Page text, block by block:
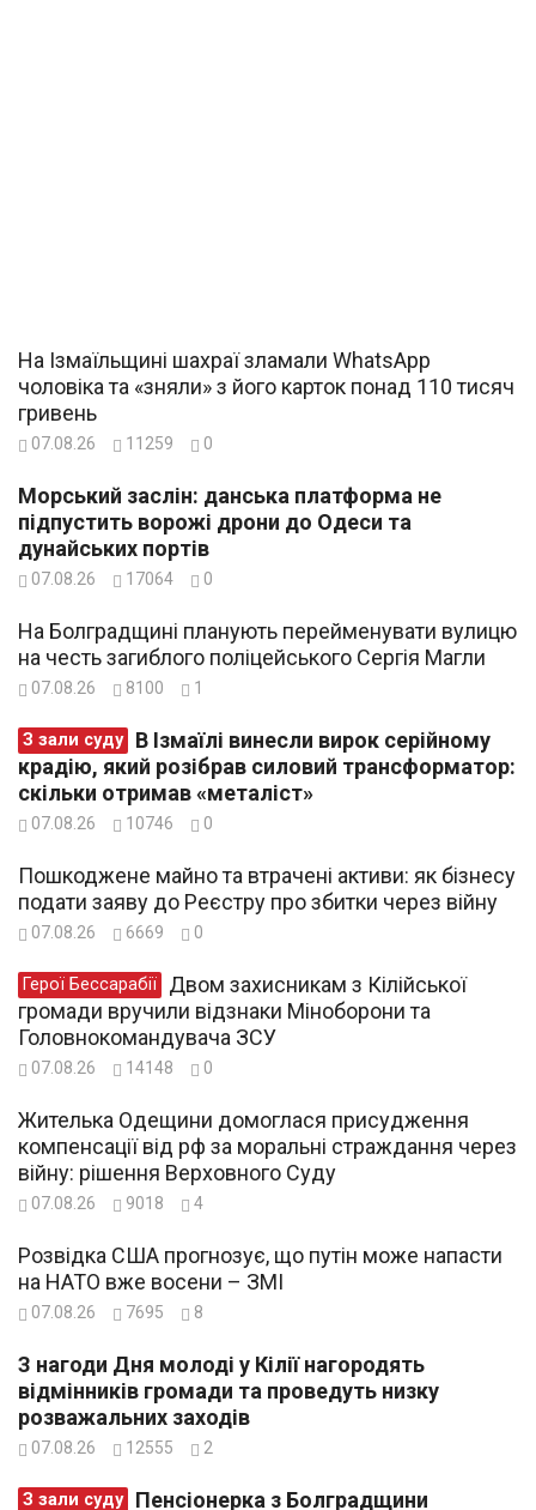
На Ізмаїльщині шахраї зламали WhatsApp
чоловіка та «зняли» з його карток понад 110 тисяч
гривень
07.08.26 11259 0
Морський заслін: данська платформа не
підпустить ворожі дрони до Одеси та
дунайських портів
07.08.26 17064 0
На Болградщині планують перейменувати вулицю
на честь загиблого поліцейського Сергія Магли
07.08.26 8100 1
З зали суду
крадію, який розібрав силовий трансформатор:
скільки отримав «металіст»
07.08.26 10746 0
Пошкоджене майно та втрачені активи: як бізнесу
подати заяву до Реєстру про збитки через війну
07.08.26 6669 0
Герої Бессарабії
громади вручили відзнаки Міноборони та
Головнокомандувача ЗСУ
07.08.26 14148 0
Жителька Одещини домоглася присудження
компенсації від рф за моральні страждання через
війну: рішення Верховного Суду
07.08.26 9018 4
Розвідка США прогнозує, що путін може напасти
на НАТО вже восени – ЗМІ
07.08.26 7695 8
З нагоди Дня молоді у Кілії нагородять
відмінників громади та проведуть низку
розважальних заходів
07.08.26 12555 2
З зали суду